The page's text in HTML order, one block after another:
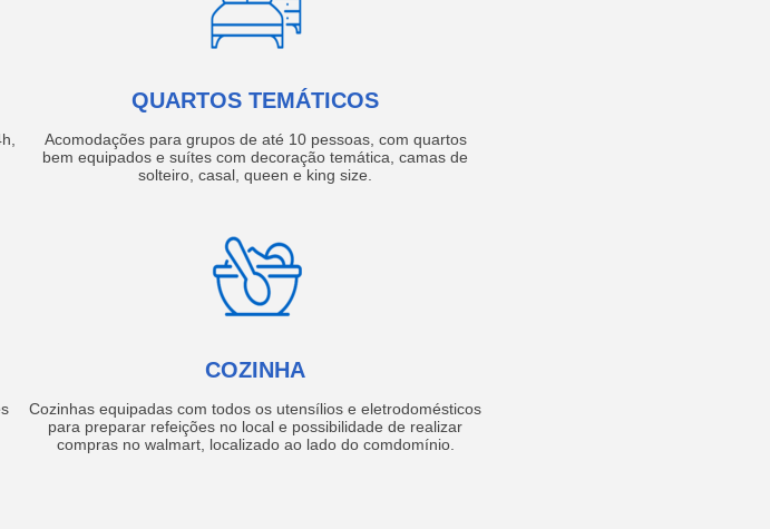
QUARTOS TEMÁTICOS
Acomodações para grupos de até 10 pessoas, com quartos
bem equipados e suítes com decoração temática, camas de
solteiro, casal, queen e king size.
COZINHA
Cozinhas equipadas com todos os utensílios e eletrodomésticos
para preparar refeições no local e possibilidade de realizar
compras no walmart, localizado ao lado do comdomínio.